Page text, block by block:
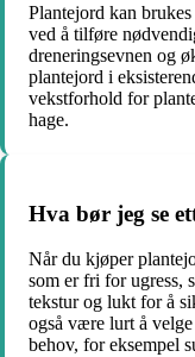
Plantejord kan
ved å tilføre
dreneringsevnen og
plantejord i
vekstforhold for
hage.
Hva bør jeg se
Når du kjøper
som er fri for ugress,
tekstur og lukt for å
også være lurt å
behov, for eksempel